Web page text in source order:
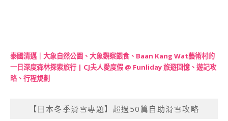
泰國清邁｜大象自然公園、大象觀察餵食、Baan Kang Wat藝術村的
一日深度森林探索旅行 | CJ夫人愛度假 @ Funliday 旅遊回憶、遊記攻
略、行程規劃
【日本冬季滑雪專題】超過50篇自助滑雪攻略